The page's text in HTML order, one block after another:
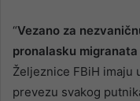
“Vezano za
pronalasku migranata
Željeznice FBiH imaju
prevezu svakog